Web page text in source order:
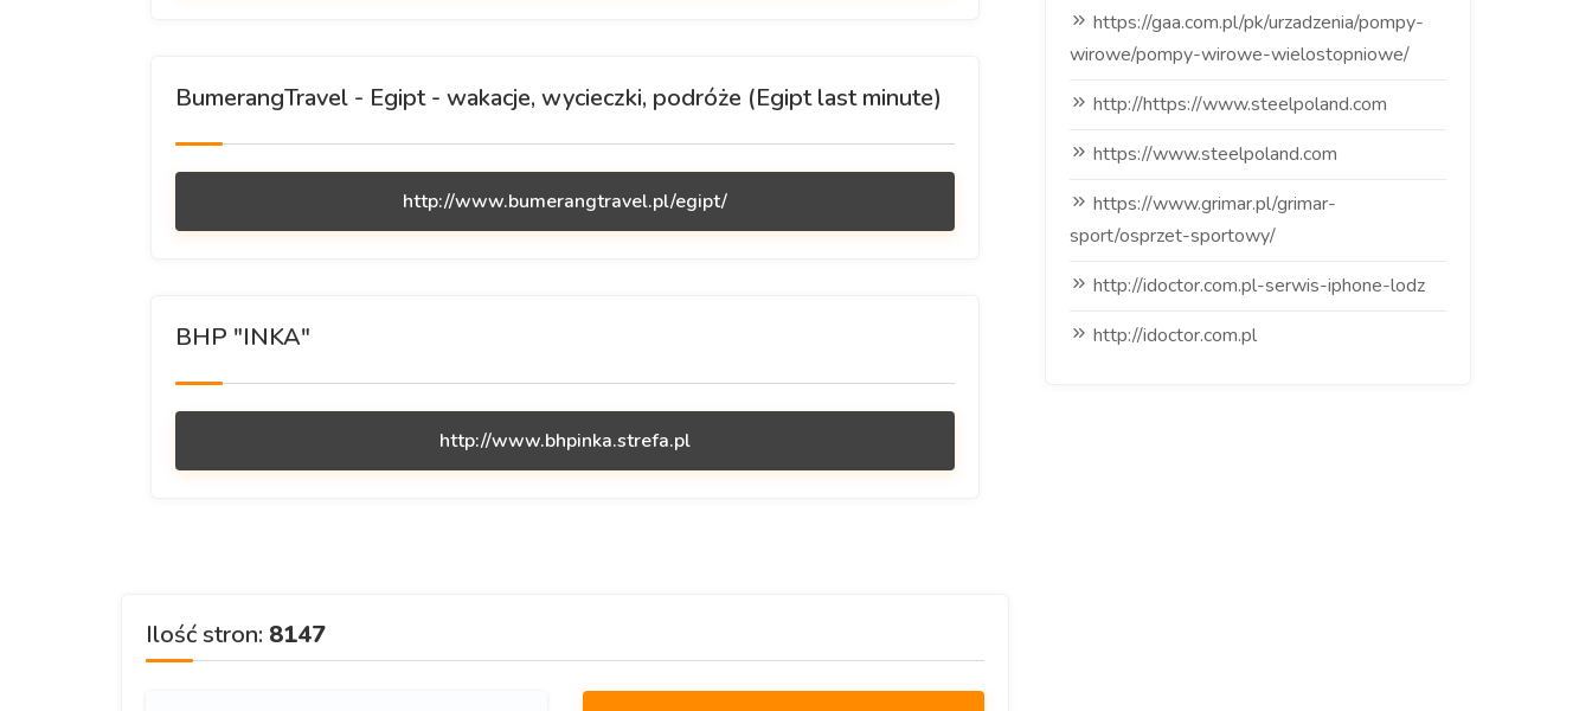
BumerangTravel - Egipt - wakacje, wycieczki, podróże (Egipt last minute)
http://www.bumerangtravel.pl/egipt/
BHP "INKA"
http://www.bhpinka.strefa.pl
Ilość stron: 8147
https://gaa.com.pl/pk/urzadzenia/pompy-
wirowe/pompy-wirowe-wielostopniowe/
http://https://www.steelpoland.com
https://www.steelpoland.com
https://www.grimar.pl/grimar-
sport/osprzet-sportowy/
http://idoctor.com.pl-serwis-iphone-lodz
http://idoctor.com.pl